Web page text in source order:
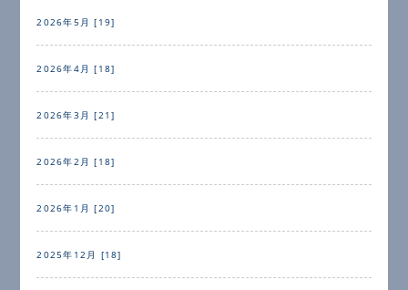
2026年5月 [19]
2026年4月 [18]
2026年3月 [21]
2026年2月 [18]
2026年1月 [20]
2025年12月 [18]